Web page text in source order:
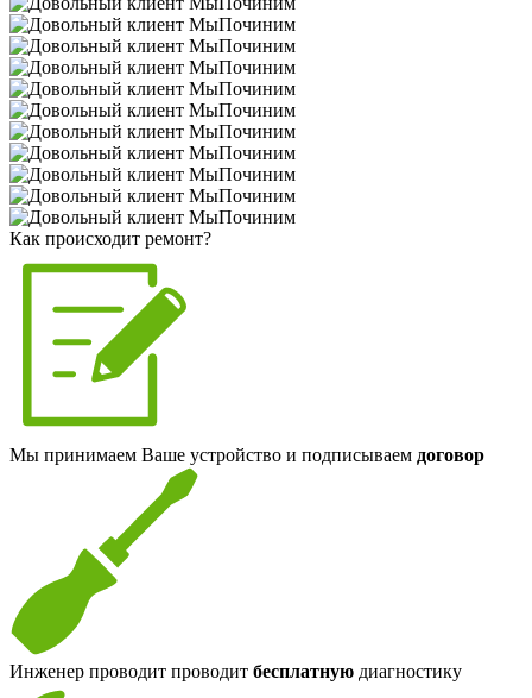
Как происходит ремонт?
Мы принимаем Ваше устройство и подписываем договор
Инженер проводит проводит бесплатную диагностику